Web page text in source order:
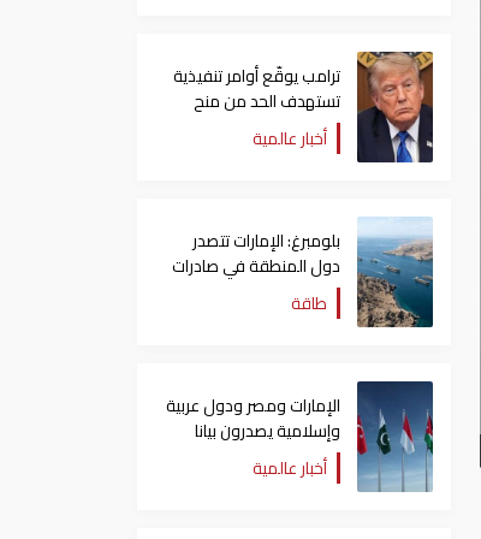
ترامب يوقّع أوامر تنفيذية
تستهدف الحد من منح
الجنسية الأمريكية بالولادة
أخبار عالمية
بلومبرغ: الإمارات تتصدر
دول المنطقة في صادرات
النفط عبر مضيق هرمز
طاقة
الإمارات ومصر ودول عربية
وإسلامية يصدرون بيانا
مشتركا بشأن الانتهاكات
الإسرائيلية في غزة
أخبار عالمية